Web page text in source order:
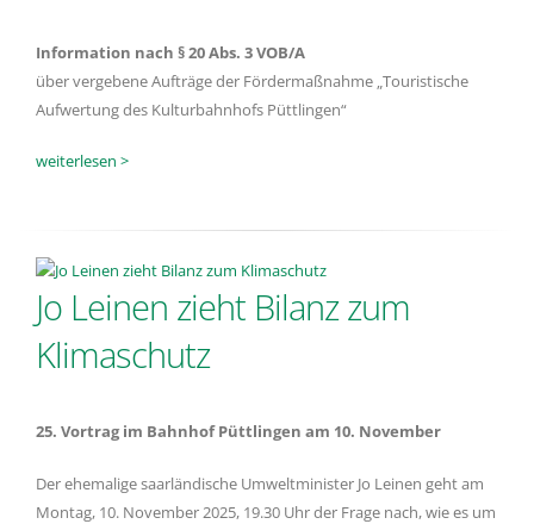
Information nach § 20 Abs. 3 VOB/A
über vergebene Aufträge der Fördermaßnahme „Touristische
Aufwertung des Kulturbahnhofs Püttlingen“
weiterlesen >
Jo Leinen zieht Bilanz zum
Klimaschutz
25. Vortrag im Bahnhof Püttlingen am 10. November
Der ehemalige saarländische Umweltminister Jo Leinen geht am
Montag, 10. November 2025, 19.30 Uhr der Frage nach, wie es um